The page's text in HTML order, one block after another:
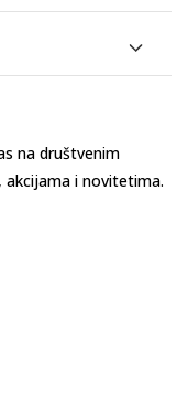
na društvenim
i novitetima.